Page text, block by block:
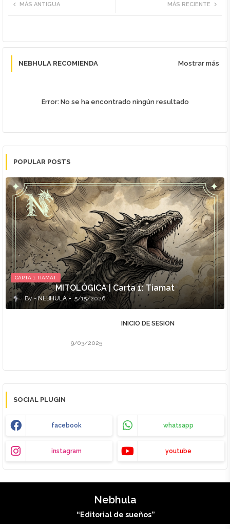
r app
MÁS RECIENTE
MÁS ANTIGUA
NEBHULA RECOMIENDA Mostrar más
Error:No se ha encontrado ningún resultado
POPULAR POSTS
CARTA 1 TIAMAT
MITOLÓGICA | Carta 1: Tiamat
NEBHULA 5/15/2026
INICIO DE SESION
9/03/2025
SOCIAL PLUGIN
facebook whatsapp
instagram youtube
Nebhula
“Editorial de sueños”